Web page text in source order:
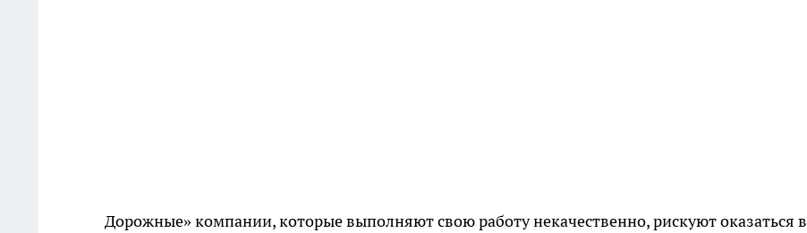
Дорожные» компании, которые выполняют свою работу некачественно, рискуют оказаться в